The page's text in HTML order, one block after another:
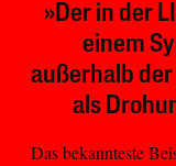
»Der in der
einem
außerhalb
als
Das bekannteste